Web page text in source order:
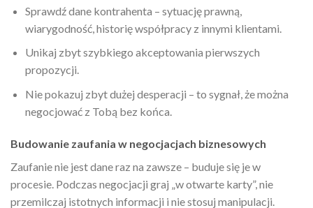
Sprawdź dane kontrahenta – sytuację prawną,
wiarygodność, historię współpracy z innymi klientami.
Unikaj zbyt szybkiego akceptowania pierwszych
propozycji.
Nie pokazuj zbyt dużej desperacji – to sygnał, że można
negocjować z Tobą bez końca.
Budowanie zaufania w negocjacjach biznesowych
Zaufanie nie jest dane raz na zawsze – buduje się je w
procesie. Podczas negocjacji graj „w otwarte karty”, nie
przemilczaj istotnych informacji i nie stosuj manipulacji.